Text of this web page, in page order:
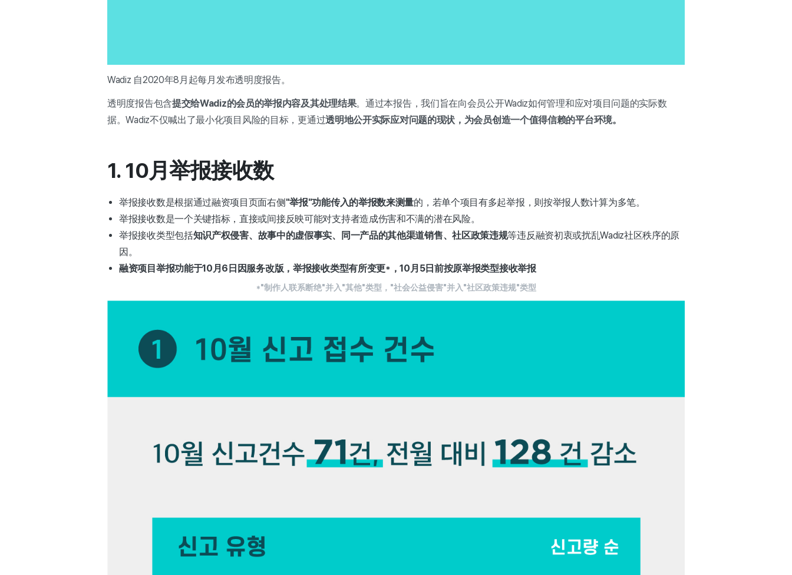
Wadiz 自2020年8月起每月发布透明度报告。
透明度报告包含提交给Wadiz的会员的举报内容及其处理结果。通过本报告，我们旨在向会员公开Wadiz如何管理和应对项目问题的实际数
据。Wadiz不仅喊出了最小化项目风险的目标，更通过透明地公开实际应对问题的现状，为会员创造一个值得信赖的平台环境。
1. 10月举报接收数
举报接收数是根据通过融资项目页面右侧"举报"功能传入的举报数来测量的，若单个项目有多起举报，则按举报人数计算为多笔。
举报接收数是一个关键指标，直接或间接反映可能对支持者造成伤害和不满的潜在风险。
举报接收类型包括知识产权侵害、故事中的虚假事实、同一产品的其他渠道销售、社区政策违规等违反融资初衷或扰乱Wadiz社区秩序的原
因。
融资项目举报功能于10月6日因服务改版，举报接收类型有所变更*，10月5日前按原举报类型接收举报
*"制作人联系断绝"并入"其他"类型，"社会公益侵害"并入"社区政策违规"类型